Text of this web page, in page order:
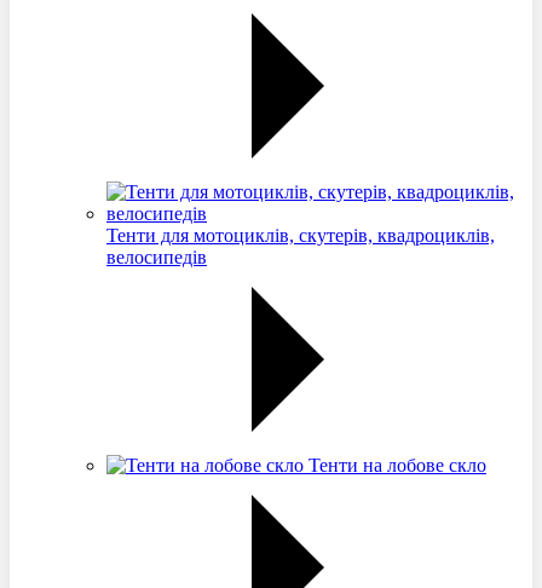
Тенти для мотоциклів, скутерів, квадроциклів,
велосипедів
Тенти на лобове скло